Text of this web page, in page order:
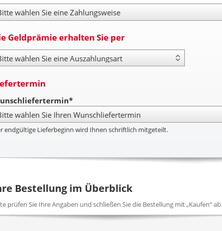
Geldprämie erhalten Sie per
Type
endgültige Lieferbeginn wird Ihnen schriftlich mitgeteilt.
Bestellung im Überblick
prüfen Sie Ihre Angaben und schließen Sie die Bestellung mit „Kaufen“ ab.